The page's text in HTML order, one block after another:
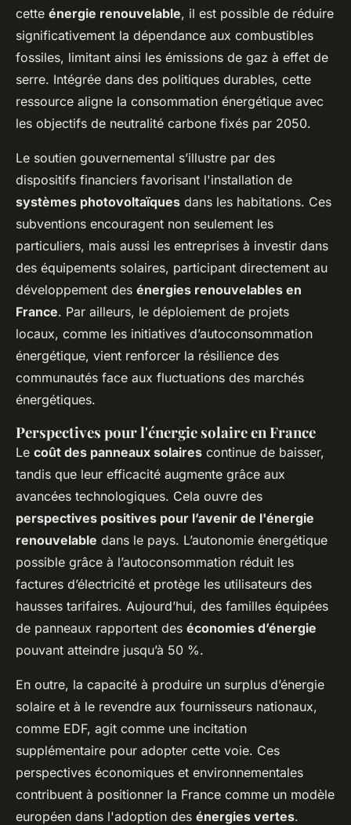
cette énergie renouvelable, il est possible de réduire
significativement la dépendance aux combustibles
fossiles, limitant ainsi les émissions de gaz à effet de
serre. Intégrée dans des politiques durables, cette
ressource aligne la consommation énergétique avec
les objectifs de neutralité carbone fixés par 2050.
Le soutien gouvernemental s’illustre par des
dispositifs financiers favorisant l'installation de
systèmes photovoltaïques dans les habitations. Ces
subventions encouragent non seulement les
particuliers, mais aussi les entreprises à investir dans
des équipements solaires, participant directement au
développement des énergies renouvelables en
France. Par ailleurs, le déploiement de projets
locaux, comme les initiatives d’autoconsommation
énergétique, vient renforcer la résilience des
communautés face aux fluctuations des marchés
énergétiques.
Perspectives pour l'énergie solaire en France
Le coût des panneaux solaires continue de baisser,
tandis que leur efficacité augmente grâce aux
avancées technologiques. Cela ouvre des
perspectives positives pour l’avenir de l'énergie
renouvelable dans le pays. L’autonomie énergétique
possible grâce à l’autoconsommation réduit les
factures d’électricité et protège les utilisateurs des
hausses tarifaires. Aujourd’hui, des familles équipées
de panneaux rapportent des économies d’énergie
pouvant atteindre jusqu’à 50 %.
En outre, la capacité à produire un surplus d’énergie
solaire et à le revendre aux fournisseurs nationaux,
comme EDF, agit comme une incitation
supplémentaire pour adopter cette voie. Ces
perspectives économiques et environnementales
contribuent à positionner la France comme un modèle
européen dans l'adoption des énergies vertes.